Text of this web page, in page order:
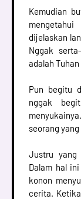
Kemudian
dijelaskan
Nggak
adalah
Pun begitu
nggak
seorang
Justru yang
Dalam hal
konon
cerita.